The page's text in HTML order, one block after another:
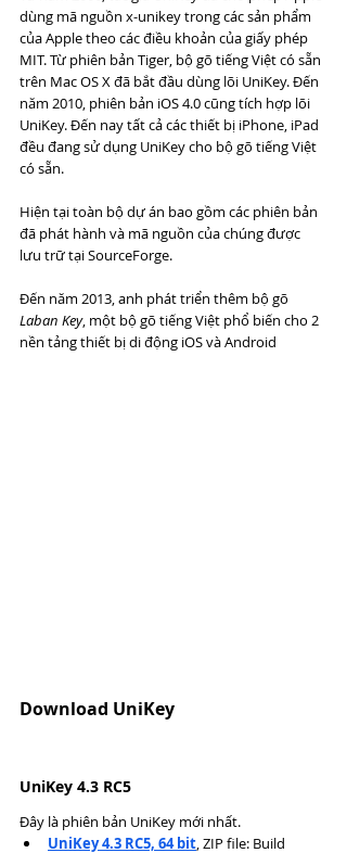
dùng mã nguồn x-unikey trong các sản phẩm
của Apple theo các điều khoản của giấy phép
MIT. Từ phiên bản Tiger, bộ gõ tiếng Việt có sẵn
trên Mac OS X đã bắt đầu dùng lõi UniKey. Đến
năm 2010, phiên bản iOS 4.0 cũng tích hợp lõi
UniKey. Đến nay tất cả các thiết bị iPhone, iPad
đều đang sử dụng UniKey cho bộ gõ tiếng Việt
có sẵn.
Hiện tại toàn bộ dự án bao gồm các phiên bản
đã phát hành và mã nguồn của chúng được
lưu trữ tại SourceForge.
Đến năm 2013, anh phát triển thêm bộ gõ
Laban Key, một bộ gõ tiếng Việt phổ biến cho 2
nền tảng thiết bị di động iOS và Android
Download UniKey
UniKey 4.3 RC5
Đây là phiên bản UniKey mới nhất.
UniKey 4.3 RC5, 64 bit, ZIP file: Build